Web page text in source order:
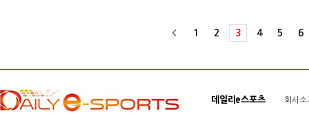
1 2 3 4 5 6
데일리e스포츠 회사소